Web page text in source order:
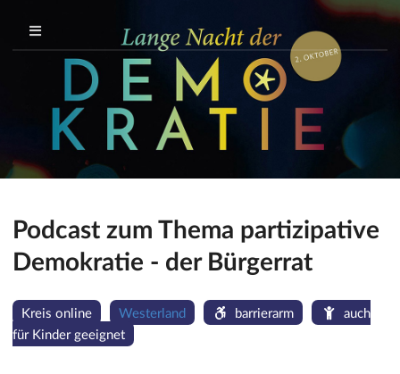
Podcast zum Thema partizipative
Demokratie - der Bürgerrat
Kreis online Westerland barrierarm
auch
für Kinder geeignet